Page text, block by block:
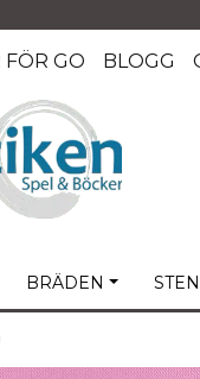
FÖR GO BLOGG
BRÄDEN